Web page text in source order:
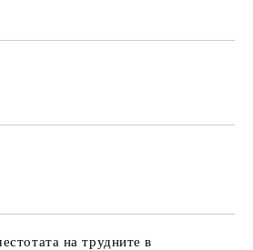
на трудните в